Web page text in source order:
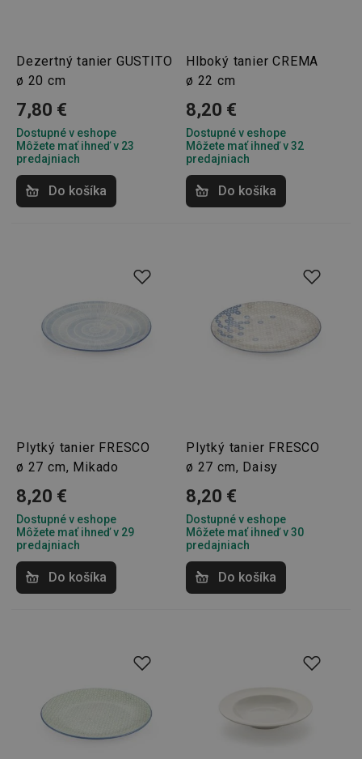
Dezertný tanier GUSTITO
ø 20 cm
7,80 €
Dostupné v eshope
Môžete mať ihneď v 23
predajniach
Do košíka
Hlboký tanier CREMA
ø 22 cm
8,20 €
Dostupné v eshope
Môžete mať ihneď v 32
predajniach
Do košíka
Plytký tanier FRESCO
ø 27 cm, Mikado
8,20 €
Dostupné v eshope
Môžete mať ihneď v 29
predajniach
Do košíka
Plytký tanier FRESCO
ø 27 cm, Daisy
8,20 €
Dostupné v eshope
Môžete mať ihneď v 30
predajniach
Do košíka
www.tescoma.sk
sekunda
shopsys_abc www.tescoma.sk
SERVERID